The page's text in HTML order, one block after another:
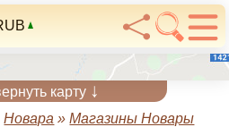
карту ↓
Новара »Магазины Новары